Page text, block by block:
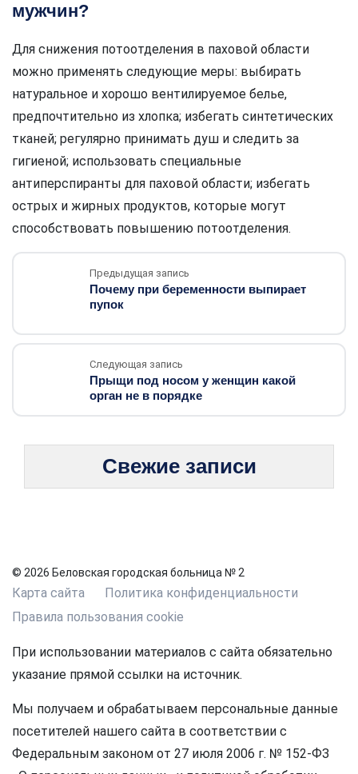
мужчин?
Для снижения потоотделения в паховой области
можно применять следующие меры: выбирать
натуральное и хорошо вентилируемое белье,
предпочтительно из хлопка; избегать синтетических
тканей; регулярно принимать душ и следить за
гигиеной; использовать специальные
антиперспиранты для паховой области; избегать
острых и жирных продуктов, которые могут
способствовать повышению потоотделения.
Предыдущая запись
Почему при беременности выпирает
пупок
Следующая запись
Прыщи под носом у женщин какой
орган не в порядке
Свежие записи
© 2026 Беловская городская больница № 2
Карта сайта
Политика конфиденциальности
Правила пользования cookie
При использовании материалов с сайта обязательно
указание прямой ссылки на источник.
Мы получаем и обрабатываем персональные данные
посетителей нашего сайта в соответствии с
Федеральным законом от 27 июля 2006 г. № 152-ФЗ